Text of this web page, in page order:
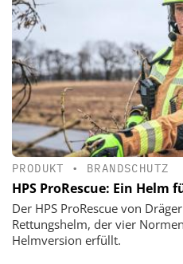
PRODUKT • BRANDSCHUTZ
HPS ProRescue: Ein Helm
Der HPS ProRescue von
Rettungshelm, der vier
Helmversion erfüllt.